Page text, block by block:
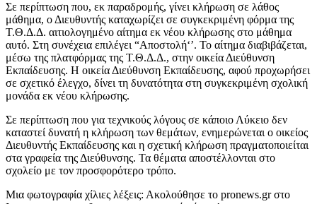
Σε περίπτωση που, εκ παραδρομής, γίνει κλήρωση σε λάθος
μάθημα, ο Διευθυντής καταχωρίζει σε συγκεκριμένη φόρμα της
Τ.Θ.Δ.Δ. αιτιολογημένο αίτημα εκ νέου κλήρωσης στο μάθημα
αυτό. Στη συνέχεια επιλέγει “Αποστολή‘’. Το αίτημα διαβιβάζεται,
μέσω της πλατφόρμας της Τ.Θ.Δ.Δ., στην οικεία Διεύθυνση
Εκπαίδευσης. Η οικεία Διεύθυνση Εκπαίδευσης, αφού προχωρήσει
σε σχετικό έλεγχο, δίνει τη δυνατότητα στη συγκεκριμένη σχολική
μονάδα εκ νέου κλήρωσης.
Σε περίπτωση που για τεχνικούς λόγους σε κάποιο Λύκειο δεν
καταστεί δυνατή η κλήρωση των θεμάτων, ενημερώνεται ο οικείος
Διευθυντής Εκπαίδευσης και η σχετική κλήρωση πραγματοποιείται
στα γραφεία της Διεύθυνσης. Τα θέματα αποστέλλονται στο
σχολείο με τον προσφορότερο τρόπο.
Μια φωτογραφία χίλιες λέξεις: Ακολούθησε το pronews.gr στο